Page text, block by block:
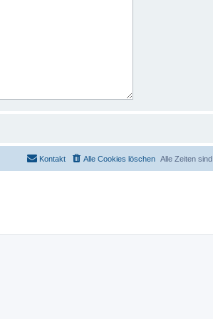
Alle Zeiten sind
Alle Cookies löschen
Kontakt